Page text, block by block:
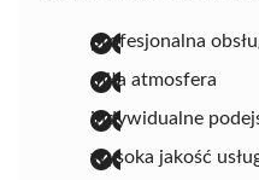
profesjonalna
miła atmosfera
indywidualne
wysoka jakość